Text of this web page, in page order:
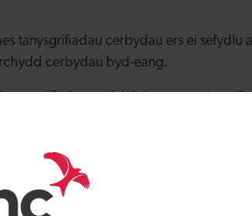
tanysgrifiadau cerbydau ers ei sefydlu
cerbydau byd-eang.
“Rydym yn falch iawn o gael y
busnes llwyddiannus a chynaliadwy.
ac wedi ein plesio yn arw gyda'n Prif